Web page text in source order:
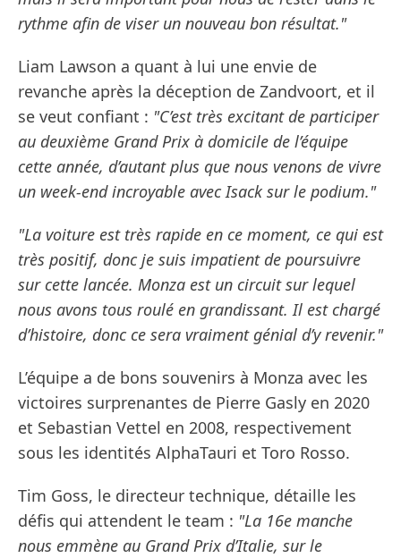
rythme afin de viser un nouveau bon résultat."
Liam Lawson a quant à lui une envie de
revanche après la déception de Zandvoort, et il
se veut confiant : "C’est très excitant de participer
au deuxième Grand Prix à domicile de l’équipe
cette année, d’autant plus que nous venons de vivre
un week-end incroyable avec Isack sur le podium."
"La voiture est très rapide en ce moment, ce qui est
très positif, donc je suis impatient de poursuivre
sur cette lancée. Monza est un circuit sur lequel
nous avons tous roulé en grandissant. Il est chargé
d’histoire, donc ce sera vraiment génial d’y revenir."
L’équipe a de bons souvenirs à Monza avec les
victoires surprenantes de Pierre Gasly en 2020
et Sebastian Vettel en 2008, respectivement
sous les identités AlphaTauri et Toro Rosso.
Tim Goss, le directeur technique, détaille les
défis qui attendent le team : "La 16e manche
nous emmène au Grand Prix d’Italie, sur le